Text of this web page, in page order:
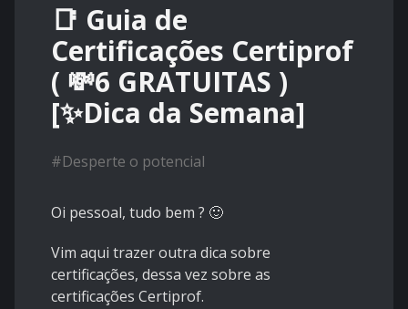
📑 Guia de
Certificações Certiprof
( 💸6 GRATUITAS )
[✨Dica da Semana]
#Desperte o potencial
Oi pessoal, tudo bem ? 🙂
Vim aqui trazer outra dica sobre
certificações, dessa vez sobre as
certificações Certiprof.